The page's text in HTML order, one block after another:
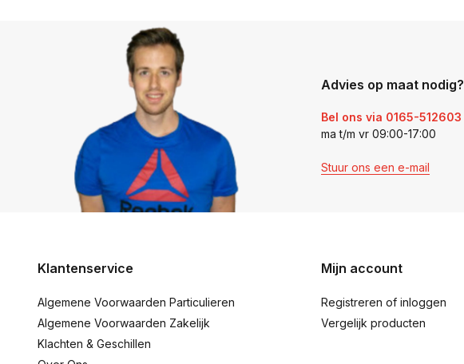
Advies op maat nodig?
Bel ons via 0165-512603
ma t/m vr 09:00-17:00
Stuur ons een e-mail
Klantenservice
Algemene Voorwaarden Particulieren
Algemene Voorwaarden Zakelijk
Klachten & Geschillen
Mijn account
Registreren of inloggen
Vergelijk producten